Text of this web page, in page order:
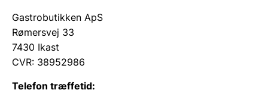
Gastrobutikken ApS
Rømersvej 33
7430 Ikast
CVR: 38952986
Telefon træffetid: